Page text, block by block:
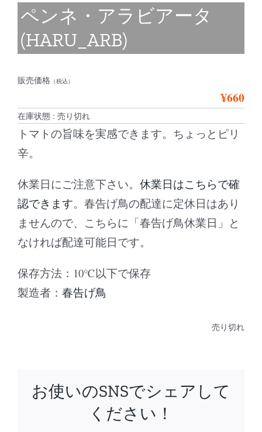
ペンネ・アラビアータ
(HARU_ARB)
販売価格 （税込）
¥660
在庫状態 : 売り切れ
トマトの旨味を実感できます。ちょっとピリ
辛。
休業日にご注意下さい。 休業日はこちらで確
認できます。春告げ鳥の配達に定休日はあり
ませんので、こちらに「春告げ鳥休業日」と
なければ配達可能日です。
保存方法：10℃以下で保存
製造者： 春告げ鳥
売り切れ
お使いのSNSでシェアして
ください！